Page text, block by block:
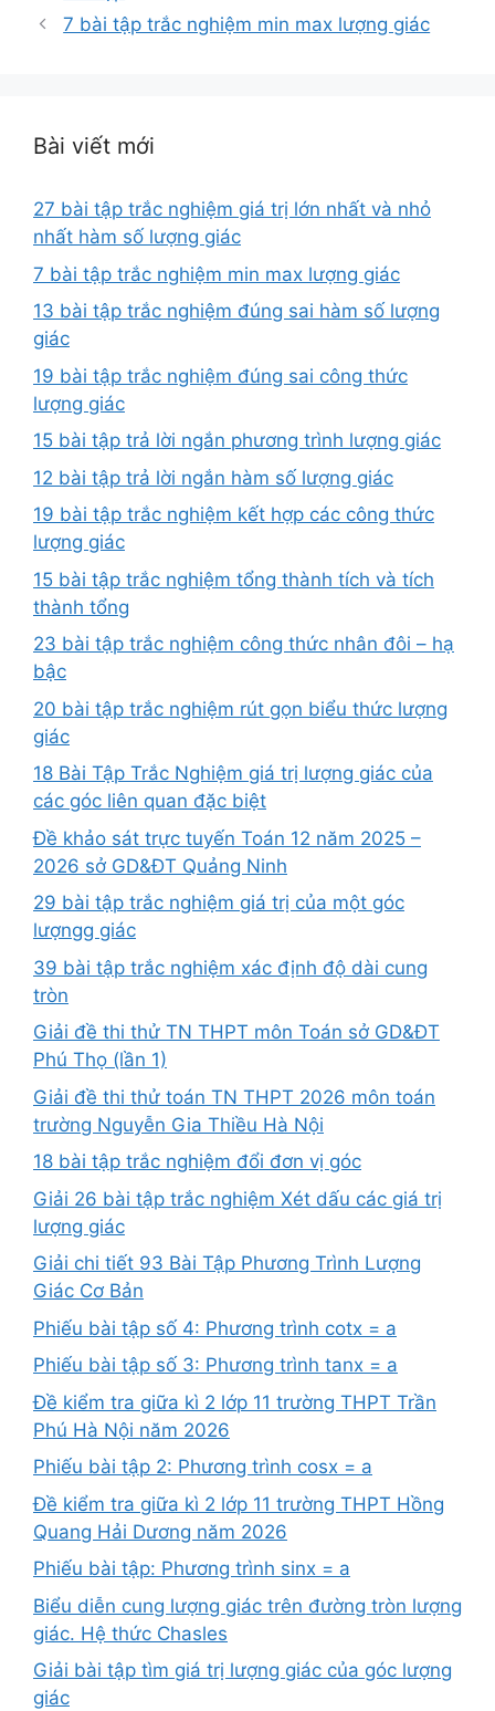
mục
7 bài tập trắc nghiệm min max lượng giác
Bài viết mới
27 bài tập trắc nghiệm giá trị lớn nhất và nhỏ
nhất hàm số lượng giác
7 bài tập trắc nghiệm min max lượng giác
13 bài tập trắc nghiệm đúng sai hàm số lượng
giác
19 bài tập trắc nghiệm đúng sai công thức
lượng giác
15 bài tập trả lời ngắn phương trình lượng giác
12 bài tập trả lời ngắn hàm số lượng giác
19 bài tập trắc nghiệm kết hợp các công thức
lượng giác
15 bài tập trắc nghiệm tổng thành tích và tích
thành tổng
23 bài tập trắc nghiệm công thức nhân đôi – hạ
bậc
20 bài tập trắc nghiệm rút gọn biểu thức lượng
giác
18 Bài Tập Trắc Nghiệm giá trị lượng giác của
các góc liên quan đặc biệt
Đề khảo sát trực tuyến Toán 12 năm 2025 –
2026 sở GD&ĐT Quảng Ninh
29 bài tập trắc nghiệm giá trị của một góc
lượngg giác
39 bài tập trắc nghiệm xác định độ dài cung
tròn
Giải đề thi thử TN THPT môn Toán sở GD&ĐT
Phú Thọ (lần 1)
Giải đề thi thử toán TN THPT 2026 môn toán
trường Nguyễn Gia Thiều Hà Nội
18 bài tập trắc nghiệm đổi đơn vị góc
Giải 26 bài tập trắc nghiệm Xét dấu các giá trị
lượng giác
Giải chi tiết 93 Bài Tập Phương Trình Lượng
Giác Cơ Bản
Phiếu bài tập số 4: Phương trình cotx = a
Phiếu bài tập số 3: Phương trình tanx = a
Đề kiểm tra giữa kì 2 lớp 11 trường THPT Trần
Phú Hà Nội năm 2026
Phiếu bài tập 2: Phương trình cosx = a
Đề kiểm tra giữa kì 2 lớp 11 trường THPT Hồng
Quang Hải Dương năm 2026
Phiếu bài tập: Phương trình sinx = a
Biểu diễn cung lượng giác trên đường tròn lượng
giác. Hệ thức Chasles
Giải bài tập tìm giá trị lượng giác của góc lượng
giác